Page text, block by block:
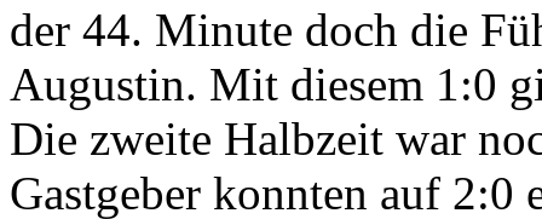
der 44. Minute doch die
Augustin. Mit diesem 1:0
Die zweite Halbzeit war
Gastgeber konnten auf 2:0